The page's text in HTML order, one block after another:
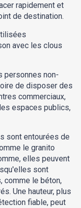
rapidement et
de destination.
avec les clous
personnes non-
de disposer des
commerciaux,
espaces publics,
sont entourées de
le granito
elles peuvent
sont
comme le béton,
Une hauteur, plus
fiable, peut